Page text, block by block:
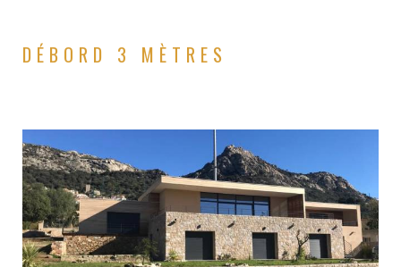
DÉBORD 3 MÈTRES